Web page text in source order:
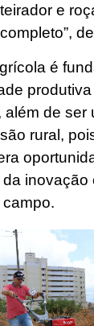
e
é
de ser
rural,
inovação